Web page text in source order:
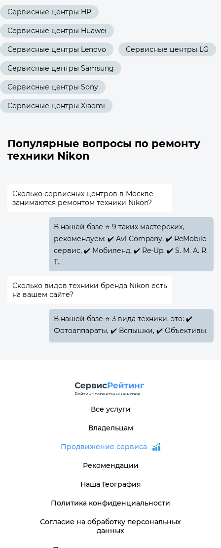
Сервисные центры HP
Сервисные центры Huawei
Сервисные центры Lenovo Сервисные центры LG
Сервисные центры Samsung
Сервисные центры Sony
Сервисные центры Xiaomi
Популярные вопросы по ремонту
техники Nikon
Сколько сервисных центров в Москве
занимаются ремонтом техники Nikon?
В нашей базе ⭐ 9 таких мастерских,
рекомендуем: ✔️ Avl Company, ✔️ ReMobile
сервис, ✔️ Мобиленд, ✔️ Re-Up, ✔️ S. M. A. R.
T..
Сколько видов техники бренда Nikon есть
на вашем сайте?
В нашей базе ⭐ 3 вида техники, это: ✔️
Фотоаппараты, ✔️ Вспышки, ✔️ Объективы.
Все услуги
Владельцам
Продвижение сервиса
Рекомендации
Наша География
Политика конфиденциальности
Согласие на обработку персональных
данных